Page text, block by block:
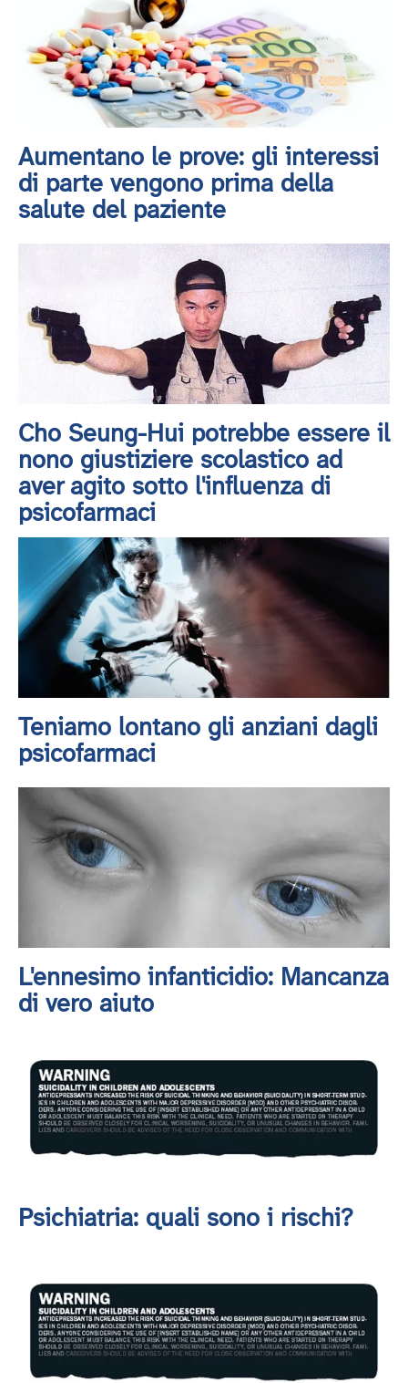
Aumentano le prove: gli interessi
di parte vengono prima della
salute del paziente
Cho Seung-Hui potrebbe essere il
nono giustiziere scolastico ad
aver agito sotto l'influenza di
psicofarmaci
Teniamo lontano gli anziani dagli
psicofarmaci
L'ennesimo infanticidio: Mancanza
di vero aiuto
Psichiatria: quali sono i rischi?